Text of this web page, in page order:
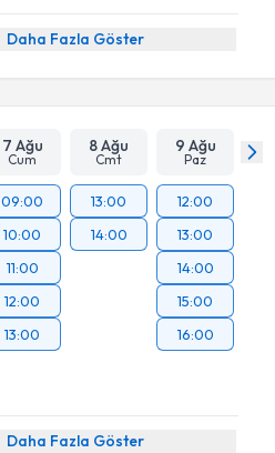
Daha Fazla Göster
7 Ağu
Cum
8 Ağu
Cmt
9 Ağu
Paz
09:00
10:00
11:00
12:00
13:00
13:00
14:00
12:00
13:00
14:00
15:00
16:00
Daha Fazla Göster